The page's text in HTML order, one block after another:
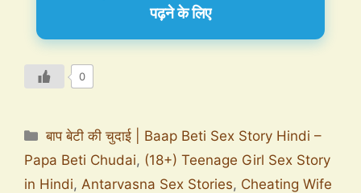
पढ़ने के लिए
0
बाप बेटी की चुदाई | Baap Beti Sex Story Hindi –
Papa Beti Chudai, (18+) Teenage Girl Sex Story
in Hindi, Antarvasna Sex Stories, Cheating Wife